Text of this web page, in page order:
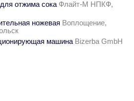
отжима сока Флайт-М НПКФ,
ножевая Воплощение,
машина Bizerba GmbH